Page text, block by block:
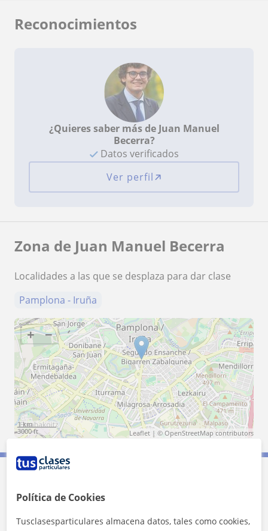
Reconocimientos
¿Quieres saber más de Juan Manuel
Becerra?
Datos verificados
Ver perfil
Zona de Juan Manuel Becerra
Localidades a las que se desplaza para dar clase
Pamplona - Iruña
+ −
1 km
3000 ft
Leaflet | © OpenStreetMap contributors
Tarifa 10€/h
Política de Cookies
Tusclasesparticulares almacena datos, tales como cookies,